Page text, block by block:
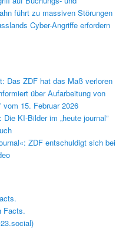
führt zu massiven Störungen
Cyber-Angriffe erfordern
Das ZDF hat das Maß verloren
über Aufarbeitung von
vom 15. Februar 2026
Die KI-Bilder im „heute journal”
ZDF entschuldigt sich bei
Facts.